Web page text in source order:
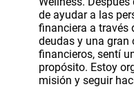
de ayudar a las
financiera a través
deudas y una gran
financieros, sentí
propósito. Estoy
misión y seguir